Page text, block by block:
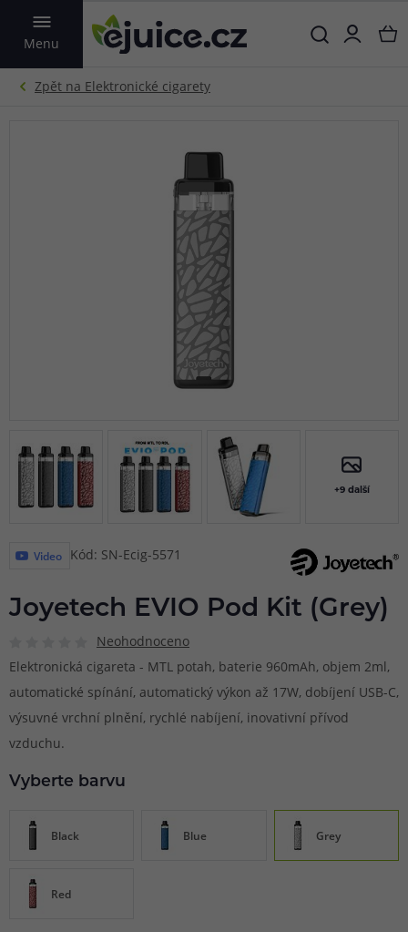
Menu
VYHLEDAT
+9 další
Video Kód: SN-Ecig-5571
Joyetech EVIO Pod Kit (Grey)
Neohodnoceno
Elektronická cigareta - MTL potah, baterie 960mAh, objem 2ml,
automatické spínání, automatický výkon až 17W, dobíjení USB-C,
výsuvné vrchní plnění, rychlé nabíjení, inovativní přívod
vzduchu.
Vyberte barvu
Black Blue Grey
Red